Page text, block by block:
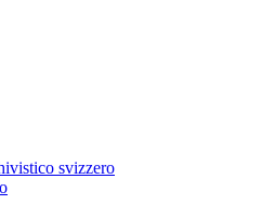
svizzero